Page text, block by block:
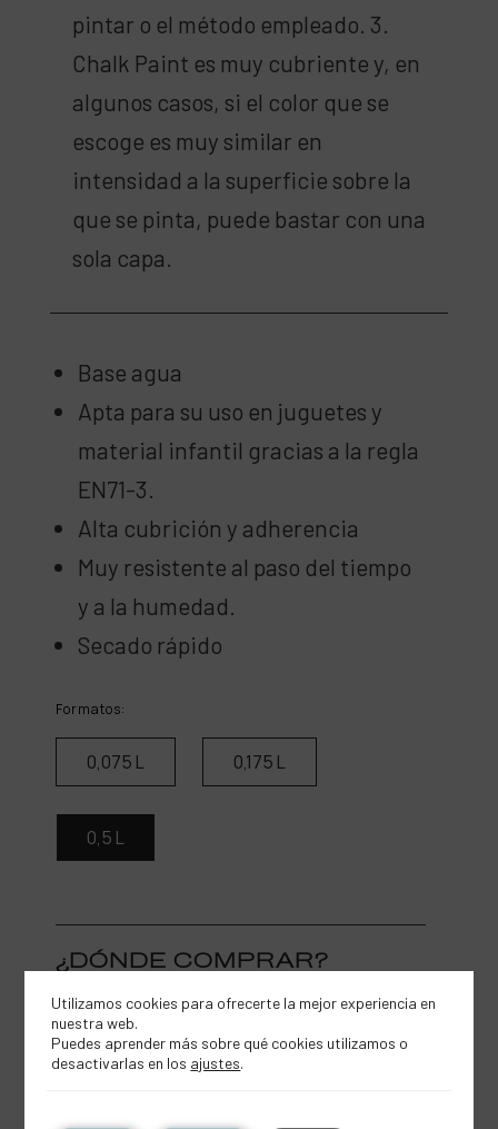
pintar o el método empleado. 3.
Chalk Paint es muy cubriente y, en
algunos casos, si el color que se
escoge es muy similar en
intensidad a la superficie sobre la
que se pinta, puede bastar con una
sola capa.
Base agua
Apta para su uso en juguetes y
material infantil gracias a la regla
EN71-3.
Alta cubrición y adherencia
Muy resistente al paso del tiempo
y a la humedad.
Secado rápido
Formatos:
0,075 L 0,175 L
0,5 L
¿DÓNDE COMPRAR?
ONLINE FÍSICO
Utilizamos cookies para ofrecerte la mejor experiencia en
nuestra web.
Puedes aprender más sobre qué cookies utilizamos o
desactivarlas en los ajustes.